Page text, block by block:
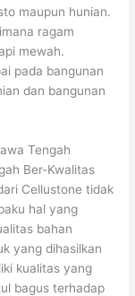
maupun hunian.
ragam
mewah.
pada bangunan
dan bangunan
Tengah
Ber-Kwalitas
Cellustone tidak
hal yang
bahan
yang dihasilkan
kualitas yang
bagus terhadap